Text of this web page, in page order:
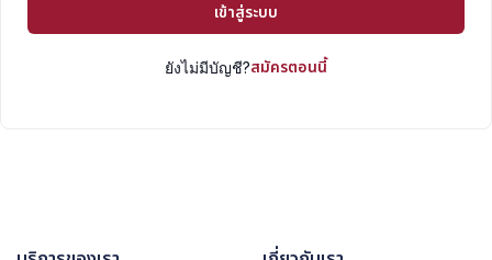
เข้าสู่ระบบ
ยังไม่มีบัญชี?สมัครตอนนี้